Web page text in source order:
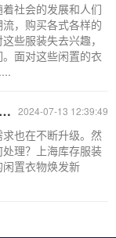
社会的发展和人们
，购买各式各样的
些服装失去兴趣，
面对这些闲置的衣
2024-07-13 12:39:49
也在不断升级。然
理？上海库存服装
置衣物焕发新